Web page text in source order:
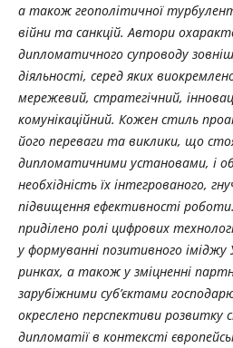
а також геополітичної
війни та санкцій. Автори
дипломатичного супроводу
діяльності, серед яких
мережевий, стратегічний,
комунікаційний. Кожен стиль
його переваги та виклики, що
дипломатичними установами, і
необхідність їх інтегрованого,
підвищення ефективності
приділено ролі цифрових
у формуванні позитивного
ринках, а також у зміцненні
зарубіжними суб’єктами
окреслено перспективи розвитку
дипломатії в контексті